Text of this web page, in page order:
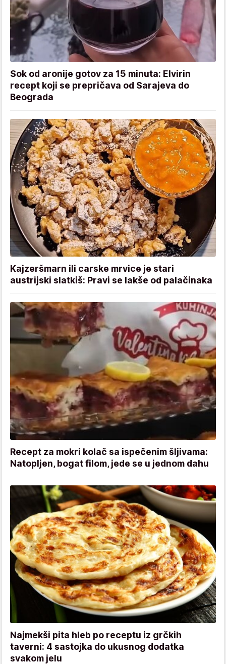
Sok od aronije gotov za 15 minuta: Elvirin
recept koji se prepričava od Sarajeva do
Beograda
Kajzeršmarn ili carske mrvice je stari
austrijski slatkiš: Pravi se lakše od palačinaka
Recept za mokri kolač sa ispečenim šljivama:
Natopljen, bogat filom, jede se u jednom dahu
Najmekši pita hleb po receptu iz grčkih
taverni: 4 sastojka do ukusnog dodatka
svakom jelu